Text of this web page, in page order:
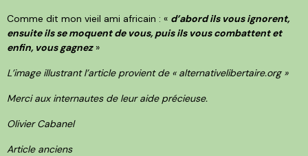
Comme dit mon vieil ami africain : « d’abord ils vous ignorent,
ensuite ils se moquent de vous, puis ils vous combattent et
enfin, vous gagnez»
L’image illustrant l’article provient de « alternativelibertaire.org »
Merci aux internautes de leur aide précieuse.
Olivier Cabanel
Article anciens